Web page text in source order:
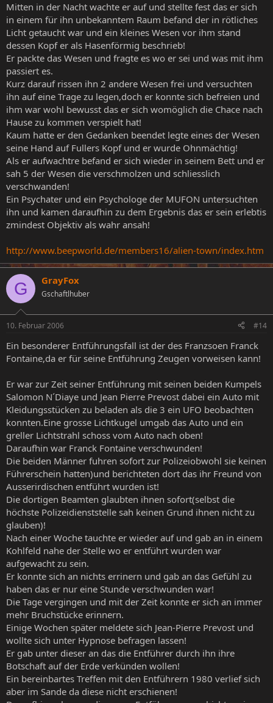
Mitten in der Nacht wachte er auf und stellte fest das er sich
in einem für ihn unbekanntem Raum befand der in rötliches
Licht getaucht war und ein kleines Wesen vor ihm stand
dessen Kopf er als Hasenförmig beschrieb!
Er packte das Wesen und fragte es wo er sei und was mit ihm
passiert es.
Kurz darauf rissen ihn 2 andere Wesen frei und versuchten
ihn auf eine Trage zu legen,doch er konnte sich befreien und
ihm war wohl bewusst das er sich womöglich die Chace nach
Hause zu kommen verspielt hat!
Kaum hatte er den Gedanken beendet legte eines der Wesen
seine Hand auf Fullers Kopf und er wurde Ohnmächtig!
Als er aufwachtre befand er sich wieder in seinem Bett und er
sah 5 der Wesen die verschmolzen und schliesslich
verschwanden!
Ein Psychater und ein Psychologe der MUFON untersuchten
ihn und kamen daraufhin zu dem Ergebnis das er sein erlebtis
zmindest Objektiv als wahr ansah!
http://www.beepworld.de/members16/alien-town/index.htm
G GrayFox
Gschaftlhuber
10. Februar 2006 #14
Ein besonderer Entführungsfall ist der des Franzsoen Franck
Fontaine,da er für seine Entführung Zeugen vorweisen kann!
Er war zur Zeit seiner Entführung mit seinen beiden Kumpels
Salomon N´Diaye und Jean Pierre Prevost dabei ein Auto mit
Kleidungsstücken zu beladen als die 3 ein UFO beobachten
konnten.Eine grosse Lichtkugel umgab das Auto und ein
greller Lichtstrahl schoss vom Auto nach oben!
Daraufhin war Franck Fontaine verschwunden!
Die beiden Männer fuhren sofort zur Polizeiobwohl sie keinen
Führerschein hatten)und berichteten dort das ihr Freund von
Ausserirdischen entführt wurden ist!
Die dortigen Beamten glaubten ihnen sofort(selbst die
höchste Polizeidienststelle sah keinen Grund ihnen nicht zu
glauben)!
Nach einer Woche tauchte er wieder auf und gab an in einem
Kohlfeld nahe der Stelle wo er entführt wurden war
aufgewacht zu sein.
Er konnte sich an nichts errinern und gab an das Gefühl zu
haben das er nur eine Stunde verschwunden war!
Die Tage vergingen und mit der Zeit konnte er sich an immer
mehr Bruchstücke erinnern.
Einige Wochen später meldete sich Jean-Pierre Prevost und
wollte sich unter Hypnose befragen lassen!
Er gab unter dieser an das die Entführer durch ihn ihre
Botschaft auf der Erde verkünden wollen!
Ein bereinbartes Treffen mit den Entführern 1980 verlief sich
aber im Sande da diese nicht erschienen!